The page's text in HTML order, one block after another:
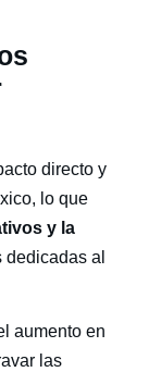
directo y
lo que
y la
al
aumento en
las